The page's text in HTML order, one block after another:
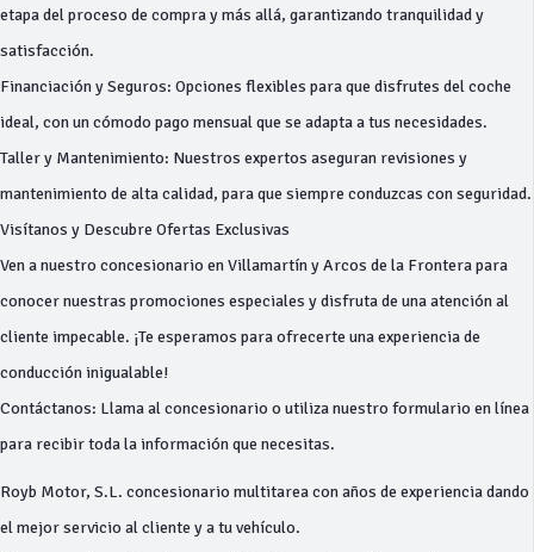
etapa del proceso de compra y más allá, garantizando tranquilidad y
satisfacción.
Financiación y Seguros: Opciones flexibles para que disfrutes del coche
ideal, con un cómodo pago mensual que se adapta a tus necesidades.
Taller y Mantenimiento: Nuestros expertos aseguran revisiones y
mantenimiento de alta calidad, para que siempre conduzcas con seguridad.
Visítanos y Descubre Ofertas Exclusivas
Ven a nuestro concesionario en Villamartín y Arcos de la Frontera para
conocer nuestras promociones especiales y disfruta de una atención al
cliente impecable. ¡Te esperamos para ofrecerte una experiencia de
conducción inigualable!
Contáctanos: Llama al concesionario o utiliza nuestro formulario en línea
para recibir toda la información que necesitas.
Royb Motor, S.L. concesionario multitarea con años de experiencia dando
el mejor servicio al cliente y a tu vehículo.